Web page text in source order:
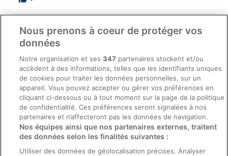
10/10 Excellent
9 mai 2026
Les points forts : Propreté, personnel et service, équipements
et infrastructures et conditions de l’hébergement
Traduire avec Google
A beautiful resort. Plenty of sunbeds. Very efficient
service. Very friendly. Good quality food. Modern rooms.
Séjour de 9 nuits en avril 2026
0
Nous prenons à coeur de protéger vos
données
Notre organisation et ses347 partenaires stockent et/ou
accèdent à des informations, telles que les identifiants uniques
de cookies pour traiter les données personnelles, sur un
appareil. Vous pouvez accepter ou gérer vos préférences en
cliquant ci-dessous ou à tout moment sur la page de la politique
de confidentialité. Ces préférences seront signalées à nos
partenaires et n’affecteront pas les données de navigation.
Nos équipes ainsi que nos partenaires externes, traitent
des données selon les finalités suivantes :
Utiliser des données de géolocalisation précises. Analyser